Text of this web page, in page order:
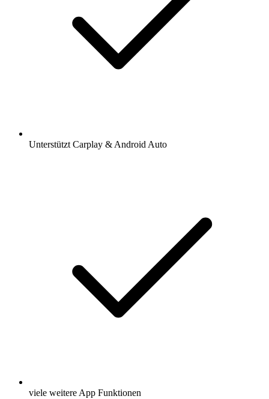
Unterstützt Carplay & Android Auto
viele weitere App Funktionen